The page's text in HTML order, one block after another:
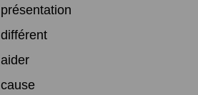
présentation
différent
aider
cause